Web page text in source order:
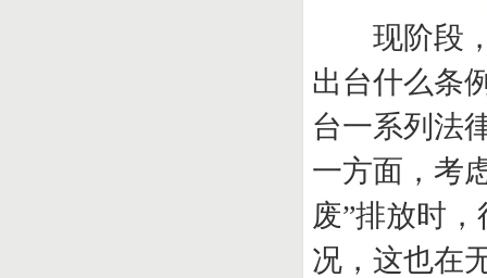
现阶段，
出台什么条
台一系列法
一方面，考
废”排放时
况，这也在